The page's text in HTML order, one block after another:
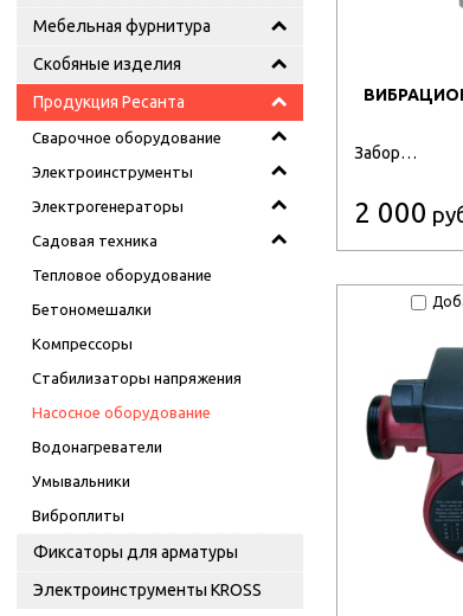
Мебельная фурнитура
Скобяные изделия
Продукция Ресанта
Сварочное оборудование
Электроинструменты
Электрогенераторы
Садовая техника
Тепловое оборудование
Бетономешалки
Компрессоры
Стабилизаторы напряжения
Насосное оборудование
Водонагреватели
Умывальники
Виброплиты
Фиксаторы для арматуры
Электроинструменты KROSS
Забор…
2 000